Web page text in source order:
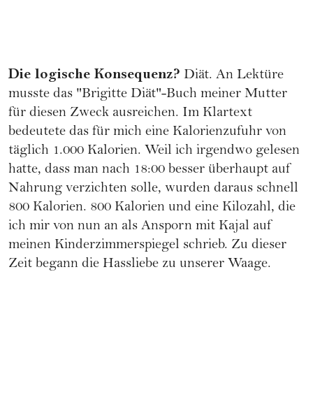
Die logische Konsequenz? Diät. An Lektüre
musste das "Brigitte Diät"-Buch meiner Mutter
für diesen Zweck ausreichen. Im Klartext
bedeutete das für mich eine Kalorienzufuhr von
täglich 1.000 Kalorien. Weil ich irgendwo gelesen
hatte, dass man nach 18:00 besser überhaupt auf
Nahrung verzichten solle, wurden daraus schnell
800 Kalorien. 800 Kalorien und eine Kilozahl, die
ich mir von nun an als Ansporn mit Kajal auf
meinen Kinderzimmerspiegel schrieb. Zu dieser
Zeit begann die Hassliebe zu unserer Waage.